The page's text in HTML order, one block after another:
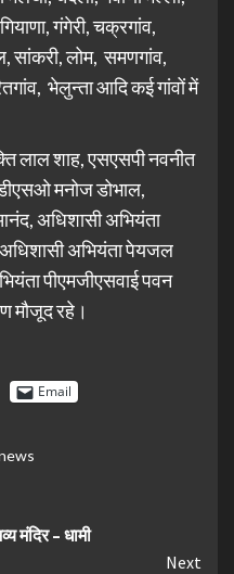
गंगेरी, चक्रगांव,
सांकरी, लोम, समणगांव,
भेलुन्ता आदि कई गांवों में
लाल शाह, एसएसपी नवनीत
मनोज डोभाल,
अधिशासी अभियंता
अधिशासी अभियंता पेयजल
पीएमजीएसवाई पवन
मौजूद रहे।
Email
मंदिर – धामी
Next